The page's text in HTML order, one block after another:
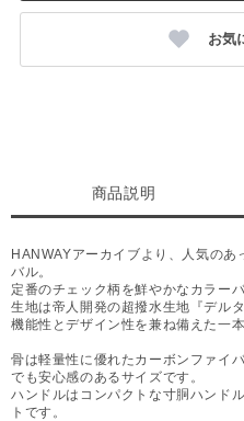
お気
商品説明
HANWAYアーカイブより、人気の
バル。
定番のチェック柄を鮮やかなカラー
生地は帝人開発の超撥水生地『デルタ
機能性とデザイン性を兼ね備えた一本
骨は軽量性に優れたカーボンファイ
でも安心感のあるサイズです。
ハンドルはコンパクトな寸胴ハンド
トです。